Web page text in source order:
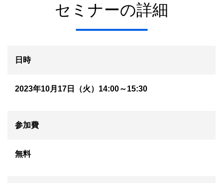
セミナーの詳細
日時
2023年10月17日（火）14:00～15:30
参加費
無料